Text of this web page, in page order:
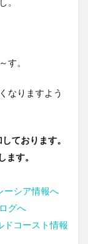
す。
なりますよう
ております。
す。